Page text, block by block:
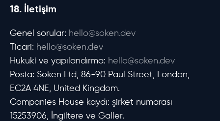
18. İletişim
Genel sorular: hello@soken.dev
Ticari: hello@soken.dev
Hukuki ve yapılandırma: hello@soken.dev
Posta: Soken Ltd, 86-90 Paul Street, London,
EC2A 4NE, United Kingdom.
Companies House kaydı: şirket numarası
15253906, İngiltere ve Galler.